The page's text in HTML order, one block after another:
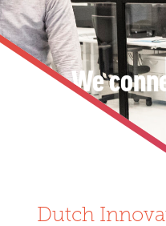
We
Dutch